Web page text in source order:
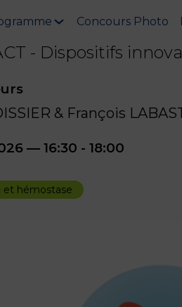
Concours Photo
- Dispositifs
& François
— 16:30 - 18:00
et hémostase